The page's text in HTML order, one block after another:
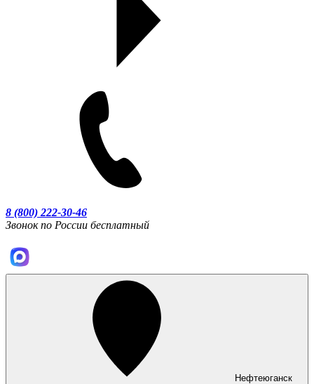
8 (800) 222-30-46
Звонок по России бесплатный
Нефтеюганск